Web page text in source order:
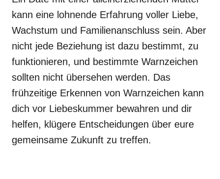
kann eine lohnende Erfahrung voller Liebe,
Wachstum und Familienanschluss sein. Aber
nicht jede Beziehung ist dazu bestimmt, zu
funktionieren, und bestimmte Warnzeichen
sollten nicht übersehen werden. Das
frühzeitige Erkennen von Warnzeichen kann
dich vor Liebeskummer bewahren und dir
helfen, klügere Entscheidungen über eure
gemeinsame Zukunft zu treffen.